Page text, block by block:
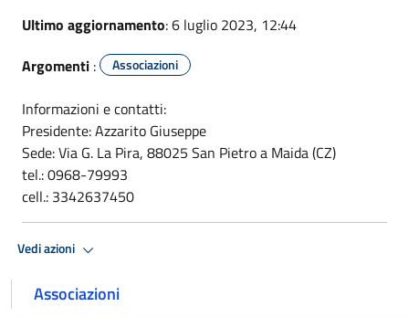
Ultimo aggiornamento: 6 luglio 2023, 12:44
Argomenti : Associazioni
Informazioni e contatti:
Presidente: Azzarito Giuseppe
Sede: Via G. La Pira, 88025 San Pietro a Maida (CZ)
tel.: 0968-79993
cell.: 3342637450
Vedi azioni
Associazioni